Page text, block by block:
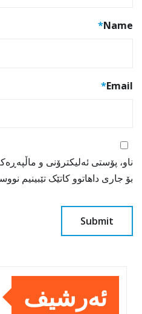
Name
*
Email
*
ناو، پۆستی ئەلیکترۆنی و
بۆ جاری داهاتوو کاتێک تێبینیم
ئەرشیف